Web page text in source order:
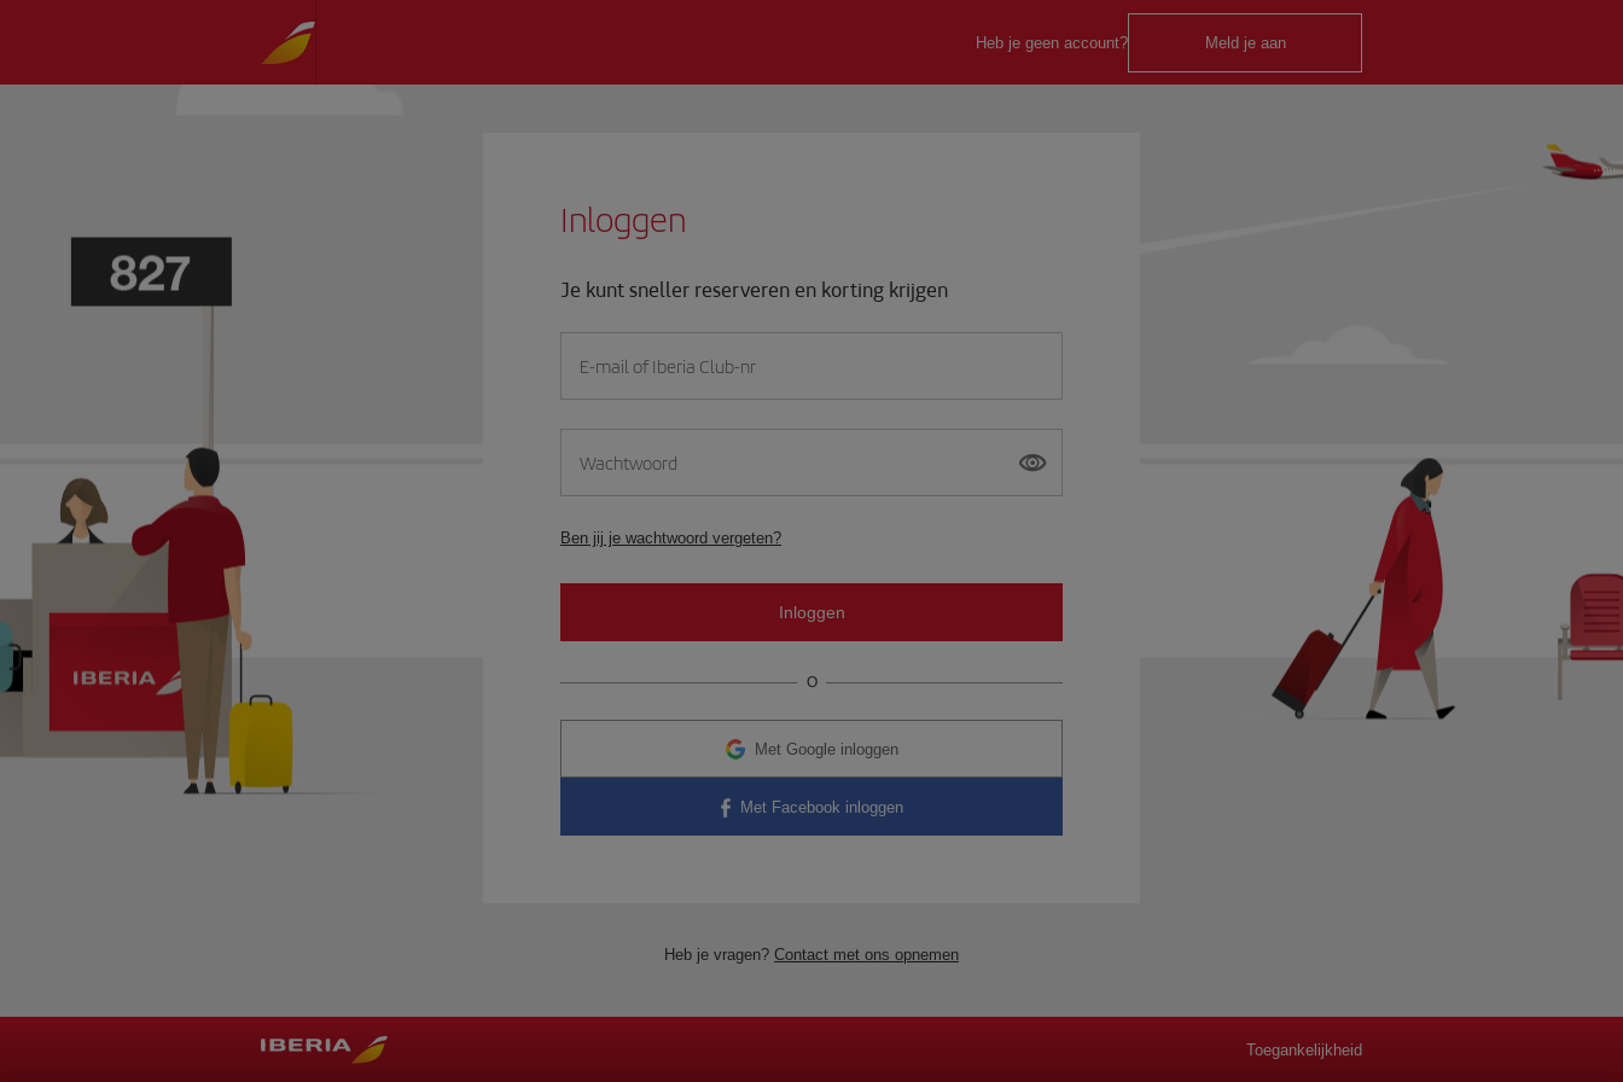
Inloggen
Je kunt sneller reserveren en korting krijgen
E-mail of Iberia Club-nr
Wachtwoord
Ben jij je wachtwoord vergeten?
O
Met Google inloggen
Met Facebook inloggen
Heb je vragen? Contact met ons opnemen